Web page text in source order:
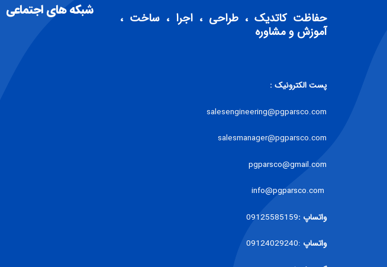
حفاظت کاتدیک ، طراحی ، اجرا ، ساخت ،
آموزش و مشاوره
پست الکترونیک :
salesengineering@pgparsco.com
salesmanager@pgparsco.com
pgparsco@gmail.com
واتساپ :09125585159
واتساپ :09124029240
شبکه های اجتماعی